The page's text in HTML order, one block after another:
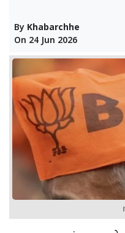
By Khabarchhe
On 24 Jun 2026